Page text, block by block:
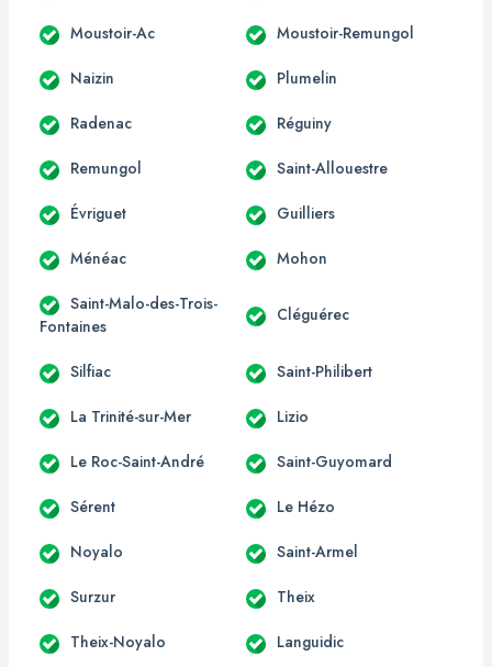
Moustoir-Ac Moustoir-Remungol
Naizin Plumelin
Radenac Réguiny
Remungol Saint-Allouestre
Évriguet Guilliers
Ménéac Mohon
Saint-Malo-des-Trois-
Fontaines
Cléguérec
Silfiac Saint-Philibert
La Trinité-sur-Mer Lizio
Le Roc-Saint-André Saint-Guyomard
Sérent Le Hézo
Noyalo Saint-Armel
Surzur Theix
Theix-Noyalo Languidic